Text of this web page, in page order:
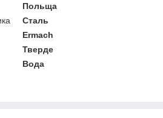
Польща
Сталь
Ermach
Тверде
Вода